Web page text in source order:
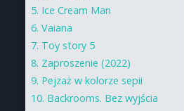
Ice Cream Man
Vaiana
Toy story 5
Zaproszenie (2022)
Pejzaż w kolorze sepii
Backrooms. Bez wyjścia